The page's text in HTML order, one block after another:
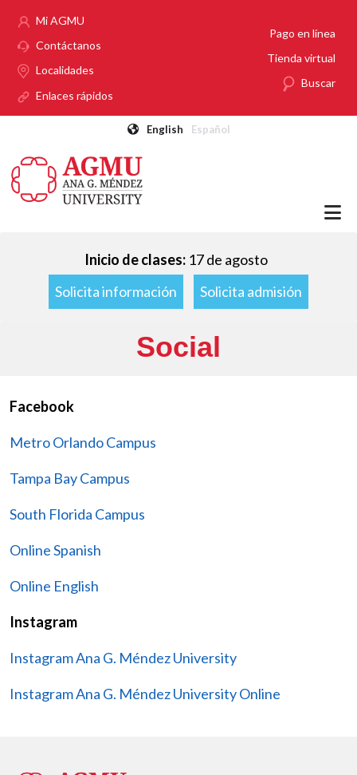
Mi AGMU
Contáctanos
Localidades
Enlaces rápidos
Pago en línea
Tienda virtual
Buscar
English Español
Inicio de clases: 17 de agosto
Solicita información
Solicita admisión
Social
Facebook
Metro Orlando Campus
Tampa Bay Campus
South Florida Campus
Online Spanish
Online English
Instagram
Instagram Ana G. Méndez University
Instagram Ana G. Méndez University Online